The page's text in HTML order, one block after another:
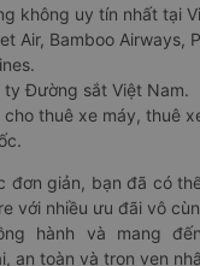
không uy tín nhất tại
Air, Bamboo Airways,
ty Đường sắt Việt Nam.
cho thuê xe máy, thuê
đơn giản, bạn đã có
với nhiều ưu đãi vô
hành và mang
an toàn và trọn vẹn